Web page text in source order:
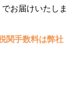
でお届けいたしま
関手数料は弊社